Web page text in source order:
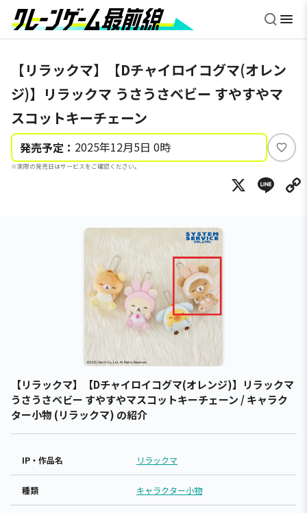
【リラックマ】【Dチャイロイコグマ(オレン
ジ)】リラックマ うさうさベビー すやすやマ
スコットキーチェーン
発売予定： 2025年12月5日 0時
※実際の発売日はサービスをご確認ください。
い
ね
X
【リラックマ】【Dチャイロイコグマ(オレンジ)】リラックマ
うさうさベビー すやすやマスコットキーチェーン / キャラク
ター小物 (リラックマ) の紹介
IP・作品名 リラックマ
種類 キャラクター小物